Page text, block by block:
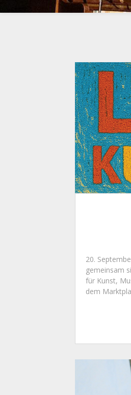
20.
gemeinsam
für Kunst,
dem